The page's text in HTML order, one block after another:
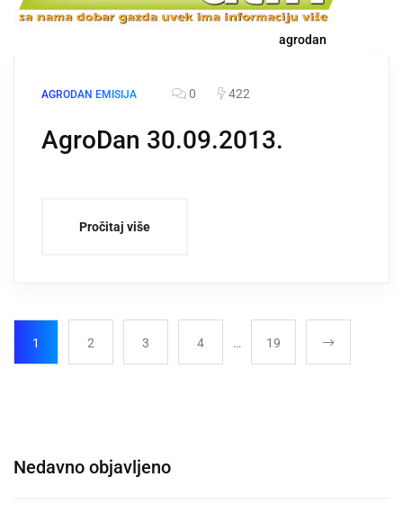
agrodan
AGRODAN EMISIJA 0 422
AgroDan 30.09.2013.
Pročitaj više
1 2 3 4 … 19
Nedavno objavljeno